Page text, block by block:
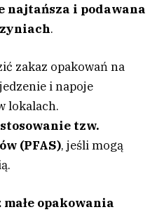
najtańsza i podawana
.
zakaz opakowań na
i napoje
lokalach.
tzw.
(PFAS), jeśli mogą
opakowania